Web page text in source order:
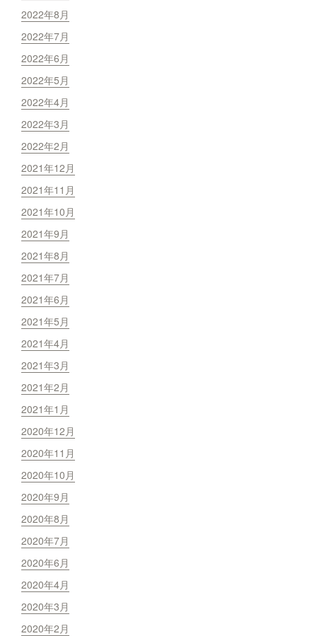
2022年8月
2022年7月
2022年6月
2022年5月
2022年4月
2022年3月
2022年2月
2021年12月
2021年11月
2021年10月
2021年9月
2021年8月
2021年7月
2021年6月
2021年5月
2021年4月
2021年3月
2021年2月
2021年1月
2020年12月
2020年11月
2020年10月
2020年9月
2020年8月
2020年7月
2020年6月
2020年4月
2020年3月
2020年2月